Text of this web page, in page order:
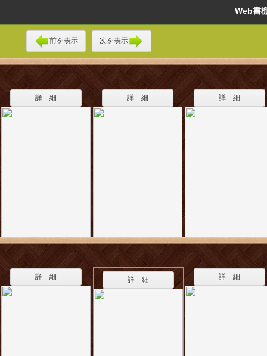
Web
前を表示 次を表示
詳 細 詳 細 詳 細
詳 細 詳 細 詳 細